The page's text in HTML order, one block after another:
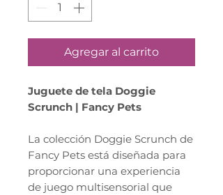
Agregar al carrito
Juguete de tela Doggie
Scrunch | Fancy Pets
La colección Doggie Scrunch de
Fancy Pets está diseñada para
proporcionar una experiencia
de juego multisensorial que